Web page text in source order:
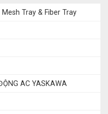
Mesh Tray & Fiber Tray
AC YASKAWA